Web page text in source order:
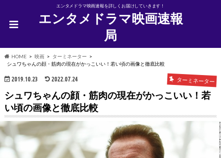
エンタメドラマ映画速報を詳しくお届けしていきます！
エンタメドラマ映画速報
局
HOME 映画
ターミネーター
シュワちゃんの顔・筋肉の現在がかっこいい！若い頃の画像と徹底比較
2019.10.23 2022.07.24 ターミネーター
シュワちゃんの顔・筋肉の現在がかっこいい！若
い頃の画像と徹底比較